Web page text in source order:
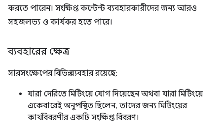
করতে পারেন। সংক্ষিপ্ত কন্টেন্ট ব্যবহারকারীদের জন্য আরও
সহজলভ্য ও কার্যকর হতে পারে।
ব্যবহারের ক্ষেত্র
সারসংক্ষেপের বিভিন্ন ব্যবহার রয়েছে:
যারা দেরিতে মিটিংয়ে যোগ দিয়েছেন অথবা যারা মিটিংয়ে
একেবারেই অনুপস্থিত ছিলেন, তাদের জন্য মিটিংয়ের
কার্যবিবরণীর একটি সংক্ষিপ্ত বিবরণ।